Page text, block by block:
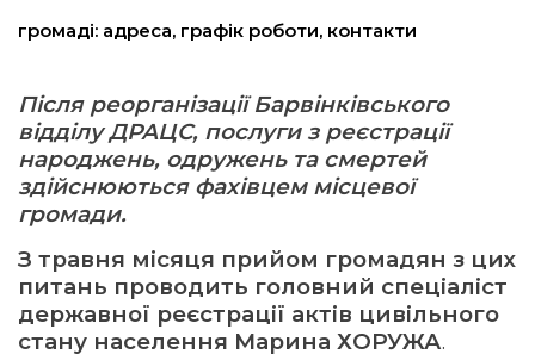
громаді: адреса, графік роботи, контакти
Після реорганізації Барвінківського
відділу ДРАЦС, послуги з реєстрації
народжень, одружень та смертей
здійснюються фахівцем місцевої
громади.
З травня місяця прийом громадян з цих
питань проводить головний спеціаліст
державної реєстрації актів цивільного
стану населення Марина ХОРУЖА.